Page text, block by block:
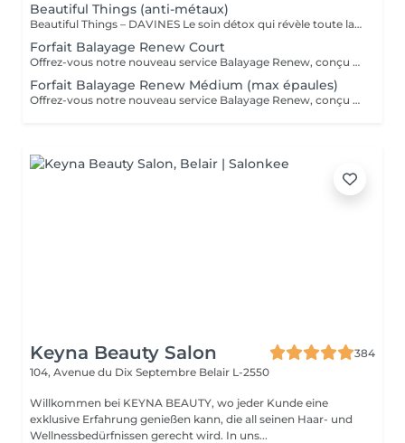
Beautiful Things (anti-métaux)
Beautiful Things – DAVINES Le soin détox qui révèle toute la beauté de vos cheveux. Le soin Beautiful Things de DAVINES est un traitement professionnel spécialement conçu pour les cheveux poreux, sensibilisés ou ayant subi des services techniques (coloration, mèches, balayage...). Ses bienfaits : ✨ Neutralise les métaux présents dans la fibre capillaire et déposés par l'eau. 🎨 Préserve l'éclat et prolonge la tenue de la couleur. 💪 Renforce et améliore la qualité de la fibre capillaire. 🌿 Réduit la porosité pour un cheveu plus uniforme. 🌟 Apporte douceur, brillance et une meilleure résistance aux agressions. Idéal pour : ✔ Les cheveux colorés. ✔ Les cheveux méchés ou décolorés. ✔ Les cheveux poreux, sensibilisés ou fragilisés. ✔ Préparer le cheveu avant une coloration ou prolonger les résultats après un service technique. Le résultat : Des cheveux plus sains, plus forts, une couleur plus lumineuse et durable, et une fibre visiblement transformée dès la première application. Ce soin est particulièrement recommandé pour toutes les clientes qui réalisent régulièrement des colorations ou des mèches et qui souhaitent préserver la beauté et la santé de leurs cheveux sur le long terme.
Forfait Balayage Renew Court
Offrez-vous notre nouveau service Balayage Renew, conçu pour vous sublimer . -Diagnostic personnalisé : Nos experts analysent votre type de cheveux, votre couleur et vos besoins spécifiques. -Technique de balayage sur mesure : Nous appliquons un balayage adapté à votre chevelure pour un résultat naturel, lumineux et sur-mesure, en parfaite harmonie avec votre teint et vos préférences. -Reconstruction profonde : Après la coloration, vos cheveux profitent d'un soin de reconstruction intense pour renforcer et hydrater chaque mèche, redonnant souplesse et brillance à votre chevelure. -Coupe et coiffage personnalisés : Une coupe et un coiffage final et à votre style, viennent sublimer votre nouveau look. -Conseils de routine à domicile "Le tarif peut faire l'objet d'un supplément personnalisé en fonction de la technique, du temps nécessaire, de la longueur et de l'épaisseur des cheveux. Un devis précis vous sera proposé lors du diagnostic en début de rendez-vous."
Forfait Balayage Renew Médium (max épaules)
Offrez-vous notre nouveau service Balayage Renew, conçu pour vous sublimer . -Diagnostic personnalisé : Nos experts analysent votre type de cheveux, votre couleur et vos besoins spécifiques. -Technique de balayage sur mesure : Nous appliquons un balayage adapté à votre chevelure pour un résultat naturel, lumineux et sur-mesure, en parfaite harmonie avec votre teint et vos préférences. -Reconstruction profonde : Après la coloration, vos cheveux profitent d'un soin de reconstruction intense pour renforcer et hydrater chaque mèche, redonnant souplesse et brillance à votre chevelure. -Coupe et coiffage personnalisés : Une coupe et un coiffage final et à votre style, viennent sublimer votre nouveau look. -Conseils de routine à domicile "Le tarif peut faire l'objet d'un supplément personnalisé en fonction de la technique, du temps nécessaire, de la longueur et de l'épaisseur des cheveux. Un devis précis vous sera proposé lors du diagnostic en début de rendez-vous."
Keyna Beauty Salon
384
104, Avenue du Dix Septembre Belair L-2550
Willkommen bei KEYNA BEAUTY, wo jeder Kunde eine
exklusive Erfahrung genießen kann, die all seinen Haar- und
Wellnessbedürfnissen gerecht wird. In uns...